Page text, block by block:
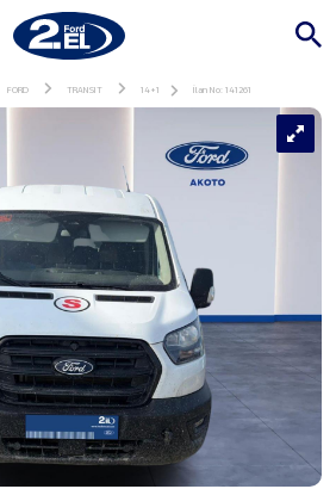
FORD TRANSIT 14+1 İlan No: 141261